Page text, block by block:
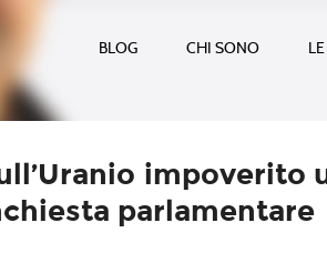
BLOG CHI SONO
impoverito
parlamentare